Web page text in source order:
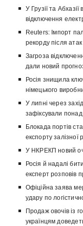
У Грузії та
відключення
Reuters: Імпорт
рекорду після
Загроза
дали новий
Росія знищила
німецького
У липні через
зафіксували
Блокада портів
експорту залізної
У НКРЕКП новий
Росія й надалі
експерт розповів
Офіційна заява
удару по
Продаж овочів із
українцям